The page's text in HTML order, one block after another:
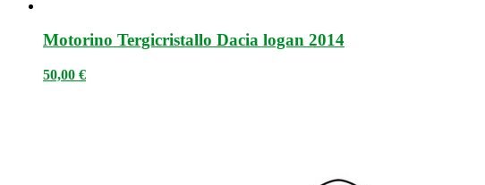
Motorino Tergicristallo Dacia logan 2014
50,00 €